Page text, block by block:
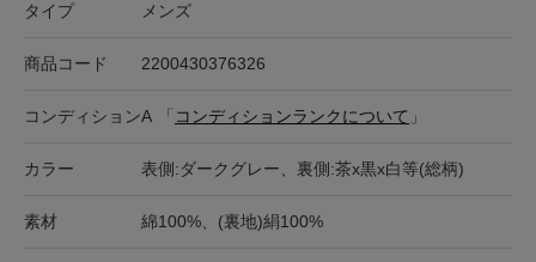
タイプ メンズ
商品コード 2200430376326
コンディションA 「 コンディションランクについて 」
カラー 表側:ダークグレー、裏側:茶x黒x白等(総柄)
素材 綿100%、(裏地)絹100%